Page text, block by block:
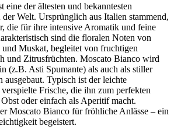
der ältesten und bekanntesten
Welt. Ursprünglich aus Italien stammend,
die für ihre intensive Aromatik und feine
sind die floralen Noten von
Muskat, begleitet von fruchtigen
und Zitrusfrüchten. Moscato Bianco wird
(z.B. Asti Spumante) als auch als stiller
ausgebaut. Typisch ist der leichte
Frische, die ihn zum perfekten
oder einfach als Aperitif macht.
Moscato Bianco für fröhliche Anlässe – ein
begeistert.